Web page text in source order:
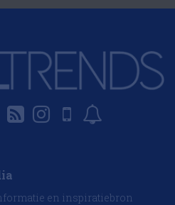
en inspiratiebron